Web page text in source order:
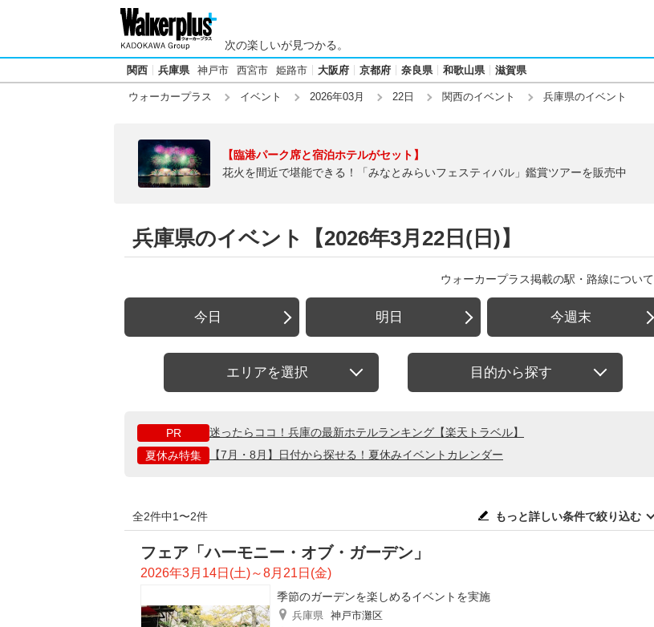
次の楽しいが見つかる。
関西 兵庫県 神戸市 西宮市 姫路市 大阪府 京都府 奈良県 和歌山県 滋賀県
ウォーカープラス イベント 2026年03月 22日 関西のイベント 兵庫県のイベント
【臨港パーク席と宿泊ホテルがセット】
花火を間近で堪能できる！「みなとみらいフェスティバル」鑑賞ツアーを販売中
兵庫県のイベント【2026年3月22日(日)】
ウォーカープラス掲載の駅・路線について
今日 明日 今週末
エリアを選択 目的から探す
PR
迷ったらココ！兵庫の最新ホテルランキング【楽天トラベル】
夏休み特集
【7月・8月】日付から探せる！夏休みイベントカレンダー
全2件中1〜2件 もっと詳しい条件で絞り込む
フェア「ハーモニー・オブ・ガーデン」
2026年3月14日(土)～8月21日(金)
季節のガーデンを楽しめるイベントを実施
兵庫県 神戸市灘区